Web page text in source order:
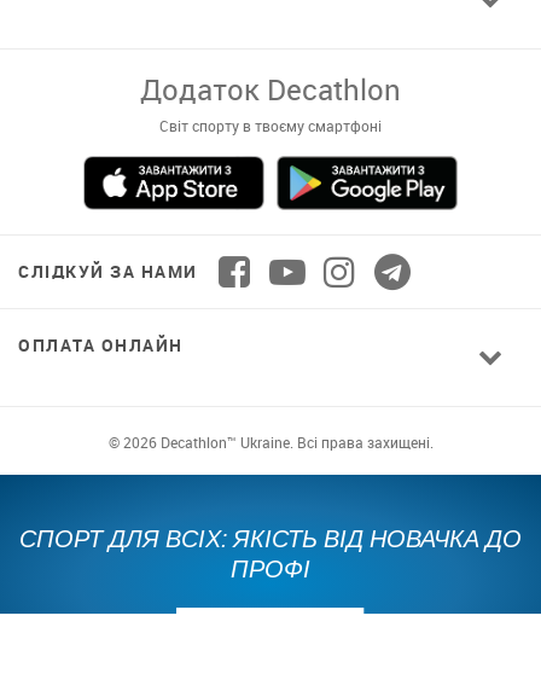
Завантажуй додаток!
Комфортні покупки, ексклюзивні
пропозиції і зручний каталог в твоєму телефоні
ОПЛАТА ОНЛАЙН
© 2026 Decathlon™ Ukraine. Всі права захищені.